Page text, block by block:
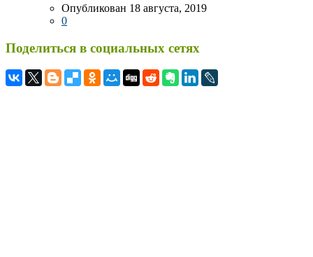
Опубликован 18 августа, 2019
0
Поделиться в социальных сетях